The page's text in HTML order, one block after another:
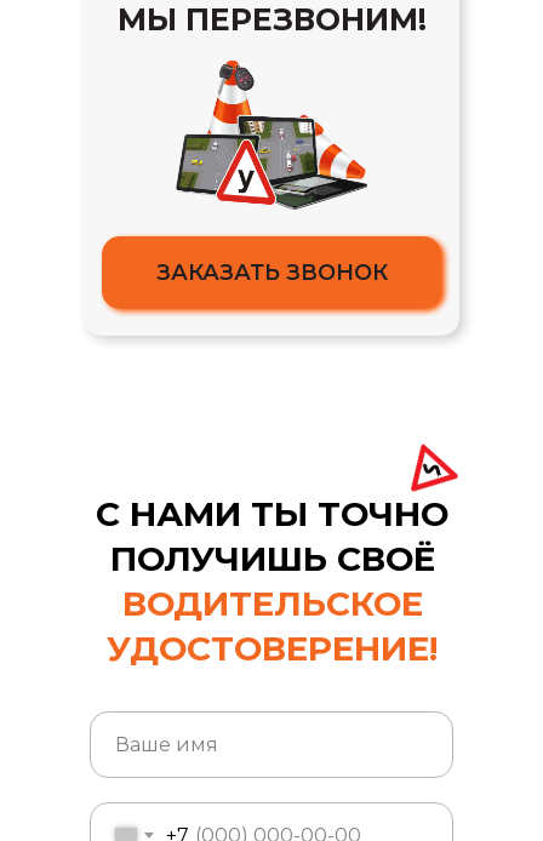
МЫ ПЕРЕЗВОНИМ!
ЗАКАЗАТЬ ЗВОНОК
С НАМИ ТЫ ТОЧНО
ПОЛУЧИШЬ СВОЁ
ВОДИТЕЛЬСКОЕ
УДОСТОВЕРЕНИЕ!
+7